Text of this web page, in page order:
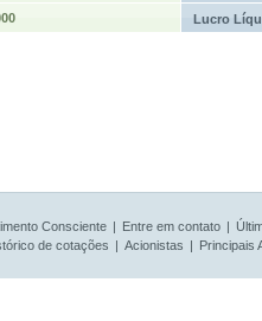
Lucro
Consciente | Entre em contato |
de cotações | Acionistas | Principais